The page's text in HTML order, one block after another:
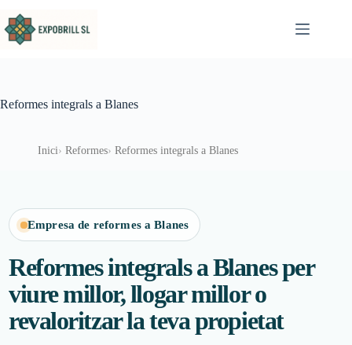
Reformes integrals a Blanes
Inici Reformes Reformes integrals a Blanes
Empresa de reformes a Blanes
Reformes integrals a Blanes per
viure millor, llogar millor o
revaloritzar la teva propietat